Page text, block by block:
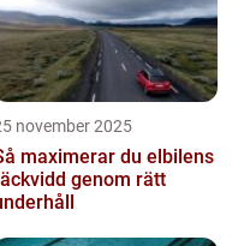
november 2025
maximerar du elbilens
genom rätt